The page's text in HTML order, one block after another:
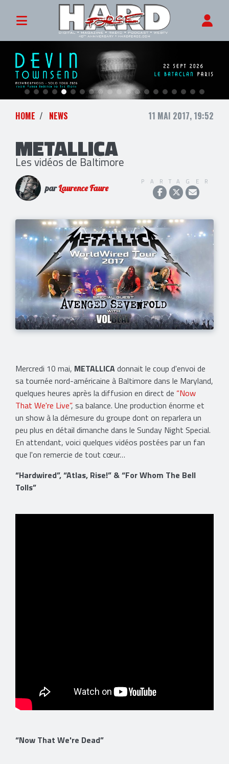
HOME NEWS 11 MAI 2017, 19:52
METALLICA
Les vidéos de Baltimore
parLaurence Faure
PARTAGER
Mercredi 10 mai, METALLICAdonnait le coup d'envoi de
sa tournée nord-américaine à Baltimore dans le Maryland,
quelques heures après la diffusion en direct de “Now
That We're Live”, sa balance. Une production énorme et
un show à la démesure du groupe dont on reparlera un
peu plus en détail dimanche dans le Sunday Night Special.
En attendant, voici quelques vidéos postées par un fan
que l'on remercie de tout cœur…
“Hardwired”, “Atlas, Rise!” & “For Whom The Bell
Tolls”
“Now That We're Dead”